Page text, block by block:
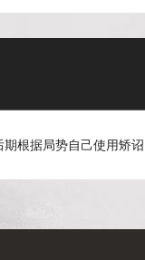
根据局势自己使用矫